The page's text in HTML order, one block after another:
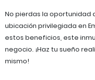
No pierdas la oportunidad
ubicación privilegiada en
estos beneficios, este
negocio. ¡Haz tu sueño
mismo!